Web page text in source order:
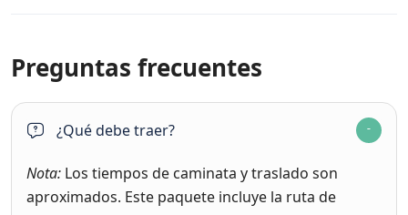
Preguntas frecuentes
¿Qué debe traer?
Nota: Los tiempos de caminata y traslado son
aproximados. Este paquete incluye la ruta de